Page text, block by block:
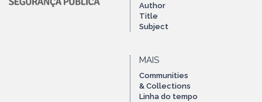
Author
Title
Subject
MAIS
Communities
& Collections
Linha do tempo